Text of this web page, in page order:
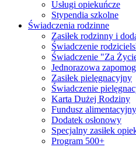
Usługi opiekuńcze
Stypendia szkolne
Świadczenia rodzinne
Zasiłek rodzinny i
Świadczenie
Świadczenie "Za
Jednorazowa
Zasiłek pielęgnacyjny
Świadczenie
Karta Dużej Rodziny
Fundusz alimentacyjny
Dodatek osłonowy
Specjalny zasiłek
Program 500+